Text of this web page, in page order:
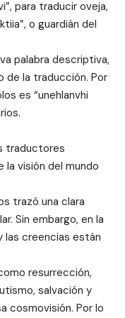
para traducir oveja,
o guardián del
palabra descriptiva,
de la traducción. Por
es “unehlanvhi
traductores
la visión del mundo
trazó una clara
Sin embargo, en la
las creencias están
resurrección,
salvación y
cosmovisión. Por lo